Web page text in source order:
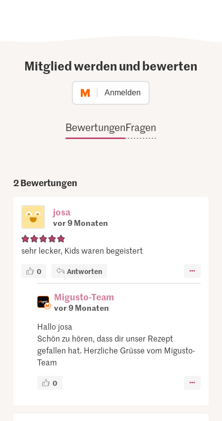
Mitglied werden und bewerten
Anmelden
BewertungenFragen
2Bewertungen
josa
vor 9 Monaten
sehr lecker, Kids waren begeistert
0 Antworten
Migusto-Team
vor 9 Monaten
Hallo josa
Schön zu hören, dass dir unser Rezept
gefallen hat. Herzliche Grüsse vom Migusto-
Team
0